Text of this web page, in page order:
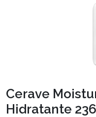
Cerave
Hidratante 236